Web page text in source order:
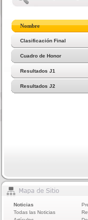
Nombre
Clasificación Final
Cuadro de Honor
Resultados J1
Resultados J2
Noticias
Todas las Noticias